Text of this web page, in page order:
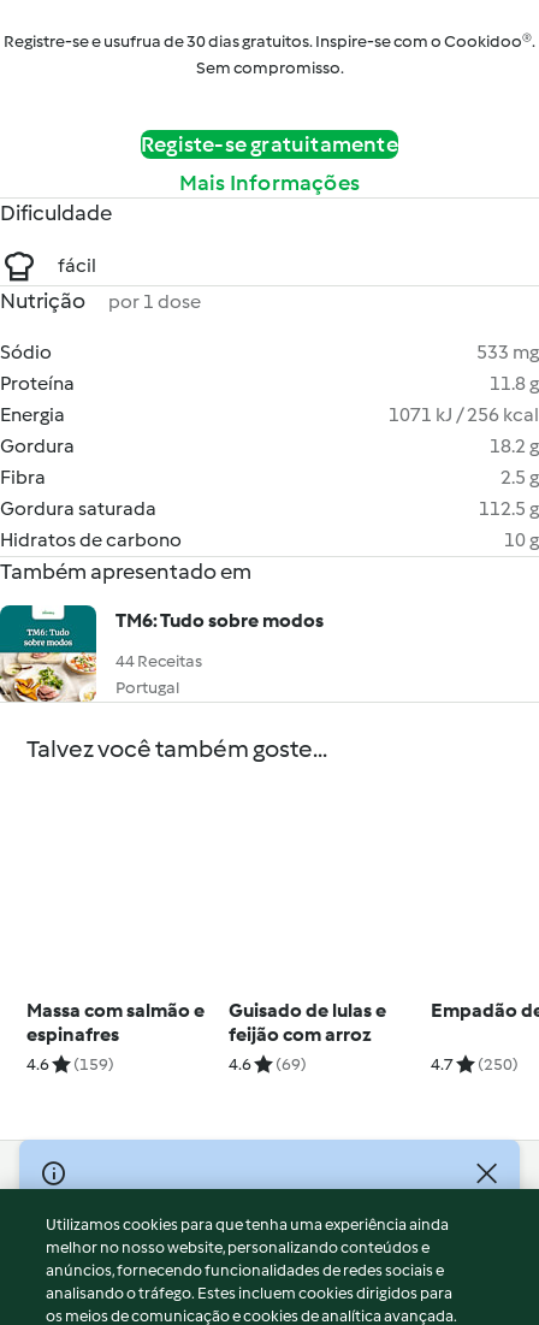
Registre-se e usufrua de 30 dias gratuitos. Inspire-se com o Cookidoo®.
Sem compromisso.
Registe-se gratuitamente
Mais Informações
Dificuldade
fácil
Nutrição por 1 dose
Sódio
533 mg
Proteína
11.8 g
Energia
1071 kJ / 256 kcal
Gordura
18.2 g
Fibra
2.5 g
Gordura saturada
112.5 g
Hidratos de carbono
10 g
Também apresentado em
TM6: Tudo sobre modos
44 Receitas
Portugal
Talvez você também goste...
Massa com salmão e
espinafres
4.6 (159)
Guisado de lulas e
feijão com arroz
4.6 (69)
Empadão
4.7 (250)
© Copyright 2026
Termos de Utilização
Aviso sobre Proteção de Dados
Aviso
Utilizamos cookies para que tenha uma experiência ainda
melhor no nosso website, personalizando conteúdos e
anúncios, fornecendo funcionalidades de redes sociais e
analisando o tráfego. Estes incluem cookies dirigidos para
os meios de comunicação e cookies de analítica avançada.